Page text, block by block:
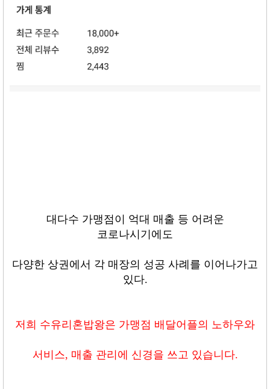
대다수 가맹점이 억대 매출 등 어려운
코로나시기에도
다양한 상권에서 각 매장의 성공 사례를 이어나가고
있다.
저희 수유리혼밥왕은 가맹점 배달어플의 노하우와
서비스, 매출 관리에 신경을 쓰고 있습니다.